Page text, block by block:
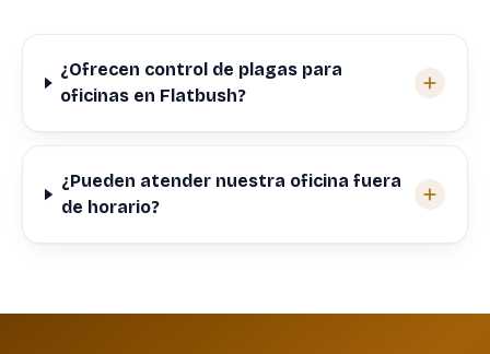
¿Ofrecen control de plagas para
oficinas en Flatbush?
¿Pueden atender nuestra oficina fuera
de horario?